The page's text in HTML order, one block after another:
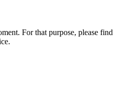
For that purpose, please find